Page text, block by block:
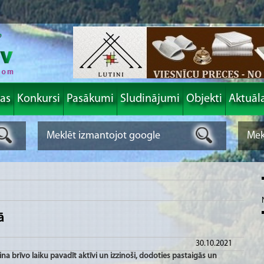
Konkursi Pasākumi Sludinājumi Objekti
30.10.2021
brīvo laiku pavadīt aktīvi un izzinoši, dodoties pastaigās un